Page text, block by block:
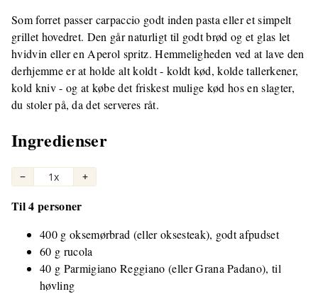
Som forret passer carpaccio godt inden pasta eller et simpelt
grillet hovedret. Den går naturligt til godt brød og et glas let
hvidvin eller en Aperol spritz. Hemmeligheden ved at lave den
derhjemme er at holde alt koldt - koldt kød, kolde tallerkener,
kold kniv - og at købe det friskest mulige kød hos en slagter,
du stoler på, da det serveres råt.
Ingredienser
− 1x +
Til 4 personer
400 g oksemørbrad (eller oksesteak), godt afpudset
60 g rucola
40 g Parmigiano Reggiano (eller Grana Padano), til
høvling